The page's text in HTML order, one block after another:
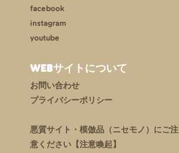
facebook
instagram
youtube
WEBサイトについて
お問い合わせ
プライバシーポリシー
悪質サイト・模倣品（ニセモノ）にご注
意ください【注意喚起】